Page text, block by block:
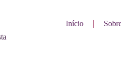
Início